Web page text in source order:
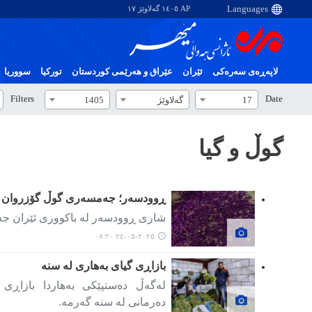
AP ١٤٠٥ گەلاوێژ ١٧
لاپەڕەی سەرەکی ئێران عێراق و هەرێمی کوردستان تورکیا سووریا
Date
17 گەلاوێژ 1405
Filters
گوڵ و گیا
ڕوودسەر؛ جەمسەری گوڵ گۆزروان
شاری ڕوودسەر لە باکووری ئێران
٢٠٢٥-٠٥-٢٤ ٠٨:٢٠
بازاڕی گیای بەهاری لە سنە
لەگەڵ دەستپێکی بەهاردا
دەرمانی لە سنە گەرمە.